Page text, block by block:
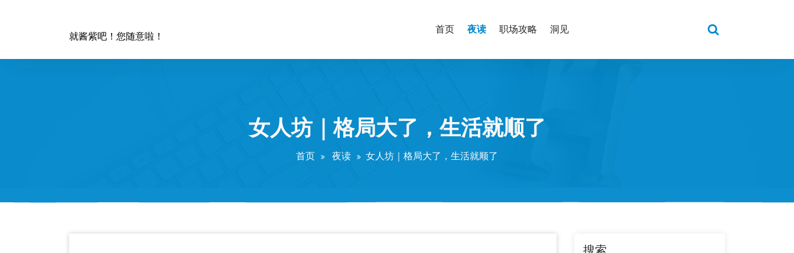
就酱紫吧！您随意啦！
首页
职场攻略
洞见
女人坊｜格局大了，生活就顺了
首页 夜读 女人坊｜格局大了，生活就顺了
搜索